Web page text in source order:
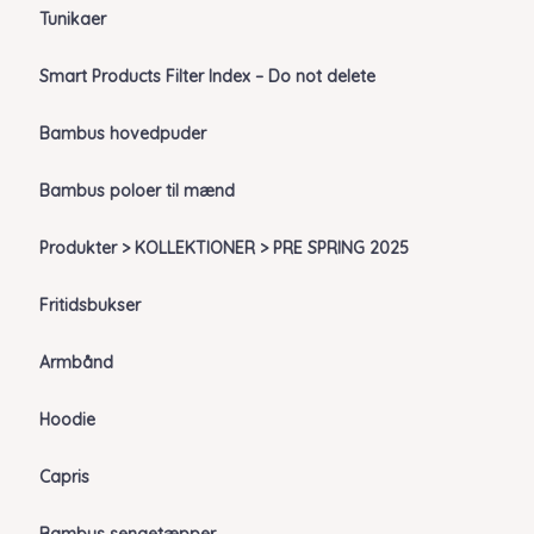
Tunikaer
Smart Products Filter Index – Do not delete
Bambus hovedpuder
Bambus poloer til mænd
Produkter > KOLLEKTIONER > PRE SPRING 2025
Fritidsbukser
Armbånd
Hoodie
Capris